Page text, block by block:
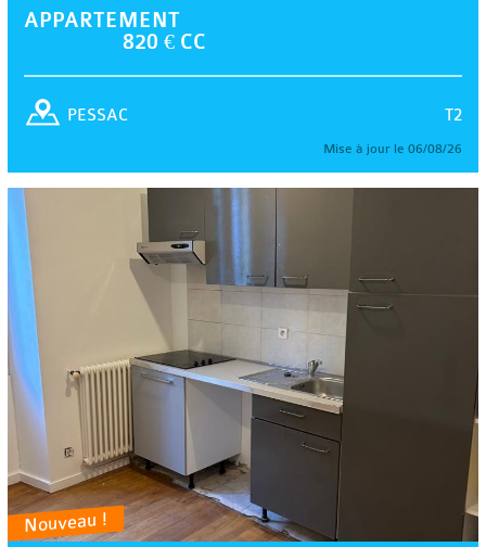
APPARTEMENT
820 € CC
T2
PESSAC
Mise à jour le 06/08/26
Nouveau !